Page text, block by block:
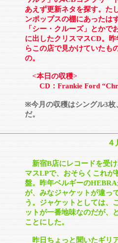
あえず更新ネタを探す。た
ンポップスの棚にあったは
「シー・クルーズ」とか
に出したクリスマスCD。
らこの店で見かけていたも
の。
<本日の収穫>
CD：Frankie Ford
※今月の収穫はシングル3枚
だ。
４
新宿B店にレコードを受
マスLPで、おそらくこれが
盤。昨年ベルギーの
が、みなジャケットが違っ
う。ジャケットとしては、
ットが一番地味なのだが、
ことにした。
昨日ちょっと聞いたギリ